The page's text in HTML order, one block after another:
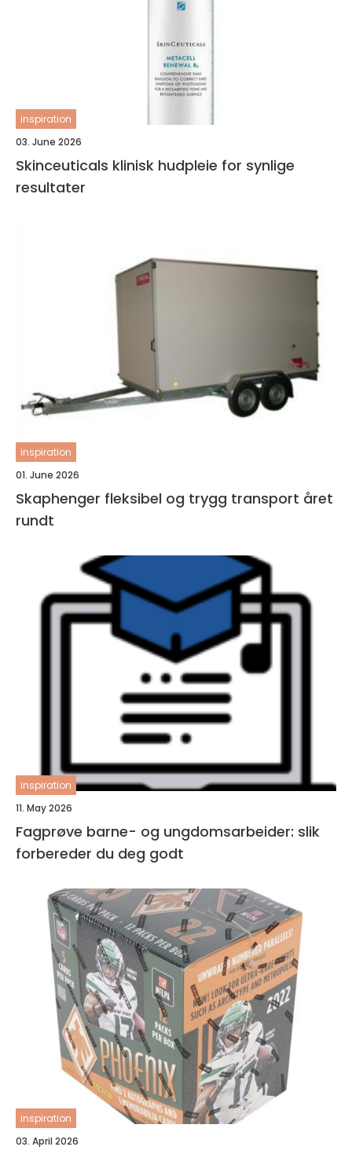
inspiration
03. June 2026
Skinceuticals klinisk hudpleie for synlige
resultater
inspiration
01. June 2026
Skaphenger fleksibel og trygg transport året
rundt
inspiration
11. May 2026
Fagprøve barne- og ungdomsarbeider: slik
forbereder du deg godt
inspiration
03. April 2026